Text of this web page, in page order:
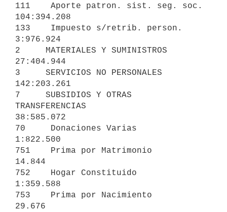
111    Aporte patron. sist. seg. soc.
104:394.208
133    Impuesto s/retrib. person.
3:976.924
2     MATERIALES Y SUMINISTROS
27:404.944
3     SERVICIOS NO PERSONALES
142:203.261
7     SUBSIDIOS Y OTRAS
TRANSFERENCIAS
38:585.072
70     Donaciones Varias
1:822.500
751    Prima por Matrimonio
14.844
752    Hogar Constituido
1:359.588
753    Prima por Nacimiento
29.676